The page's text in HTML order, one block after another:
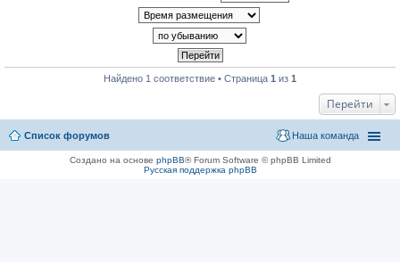
Найдено 1 соответствие • Страница 1 из 1
Перейти
Список форумов Наша команда
Создано на основе phpBB® Forum Software © phpBB Limited
Русская поддержка phpBB